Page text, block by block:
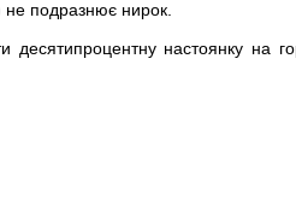
не подразнює нирок.
десятипроцентну настоянку на